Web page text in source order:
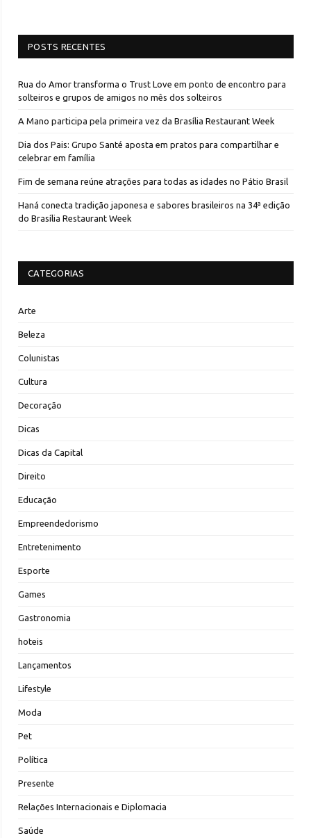
POSTS RECENTES
Rua do Amor transforma o Trust Love em ponto de encontro para
solteiros e grupos de amigos no mês dos solteiros
A Mano participa pela primeira vez da Brasília Restaurant Week
Dia dos Pais: Grupo Santé aposta em pratos para compartilhar e
celebrar em família
Fim de semana reúne atrações para todas as idades no Pátio Brasil
Haná conecta tradição japonesa e sabores brasileiros na 34ª edição
do Brasília Restaurant Week
CATEGORIAS
Arte
Beleza
Colunistas
Cultura
Decoração
Dicas
Dicas da Capital
Direito
Educação
Empreendedorismo
Entretenimento
Esporte
Games
Gastronomia
hoteis
Lançamentos
Lifestyle
Moda
Pet
Política
Presente
Relações Internacionais e Diplomacia
Saúde